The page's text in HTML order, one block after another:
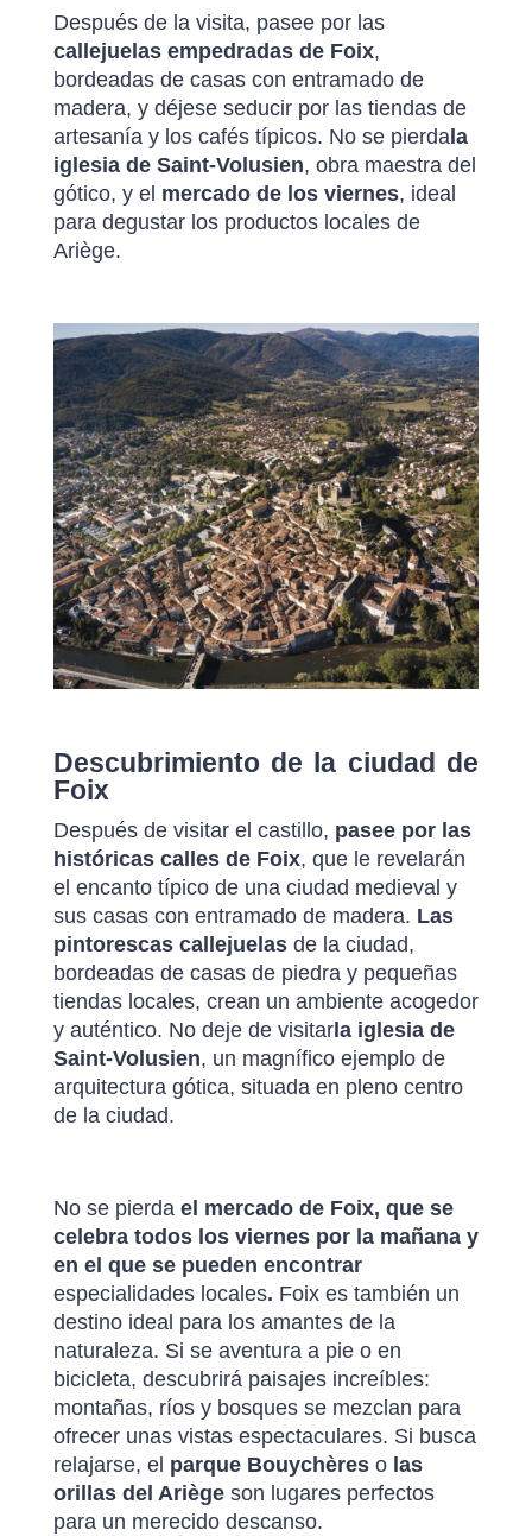
Después de la visita, pasee por las
callejuelas empedradas de Foix,
bordeadas de casas con entramado de
madera, y déjese seducir por las tiendas de
artesanía y los cafés típicos. No se pierdala
iglesia de Saint-Volusien, obra maestra del
gótico, y el mercado de los viernes, ideal
para degustar los productos locales de
Ariège.
Descubrimiento de la ciudad de
Foix
Después de visitar el castillo, pasee por las
históricas calles de Foix, que le revelarán
el encanto típico de una ciudad medieval y
sus casas con entramado de madera. Las
pintorescas callejuelasde la ciudad,
bordeadas de casas de piedra y pequeñas
tiendas locales, crean un ambiente acogedor
y auténtico. No deje de visitarla iglesia de
Saint-Volusien, un magnífico ejemplo de
arquitectura gótica, situada en pleno centro
de la ciudad.
No se pierdael mercado de Foix, que se
celebra todos los viernes por la mañana y
en el que se pueden encontrar
especialidades locales. Foix es también un
destino ideal para los amantes de la
naturaleza. Si se aventura a pie o en
bicicleta, descubrirá paisajes increíbles:
montañas, ríos y bosques se mezclan para
ofrecer unas vistas espectaculares. Si busca
relajarse, el parque Bouychèreso las
orillas del Ariègeson lugares perfectos
para un merecido descanso.